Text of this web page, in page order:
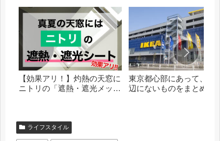
【効果アリ！】灼熱の天窓に
ニトリの「遮熱・遮光メッシ
東京都心部にあって、札
辺にないものをまとめま
ライフスタイル